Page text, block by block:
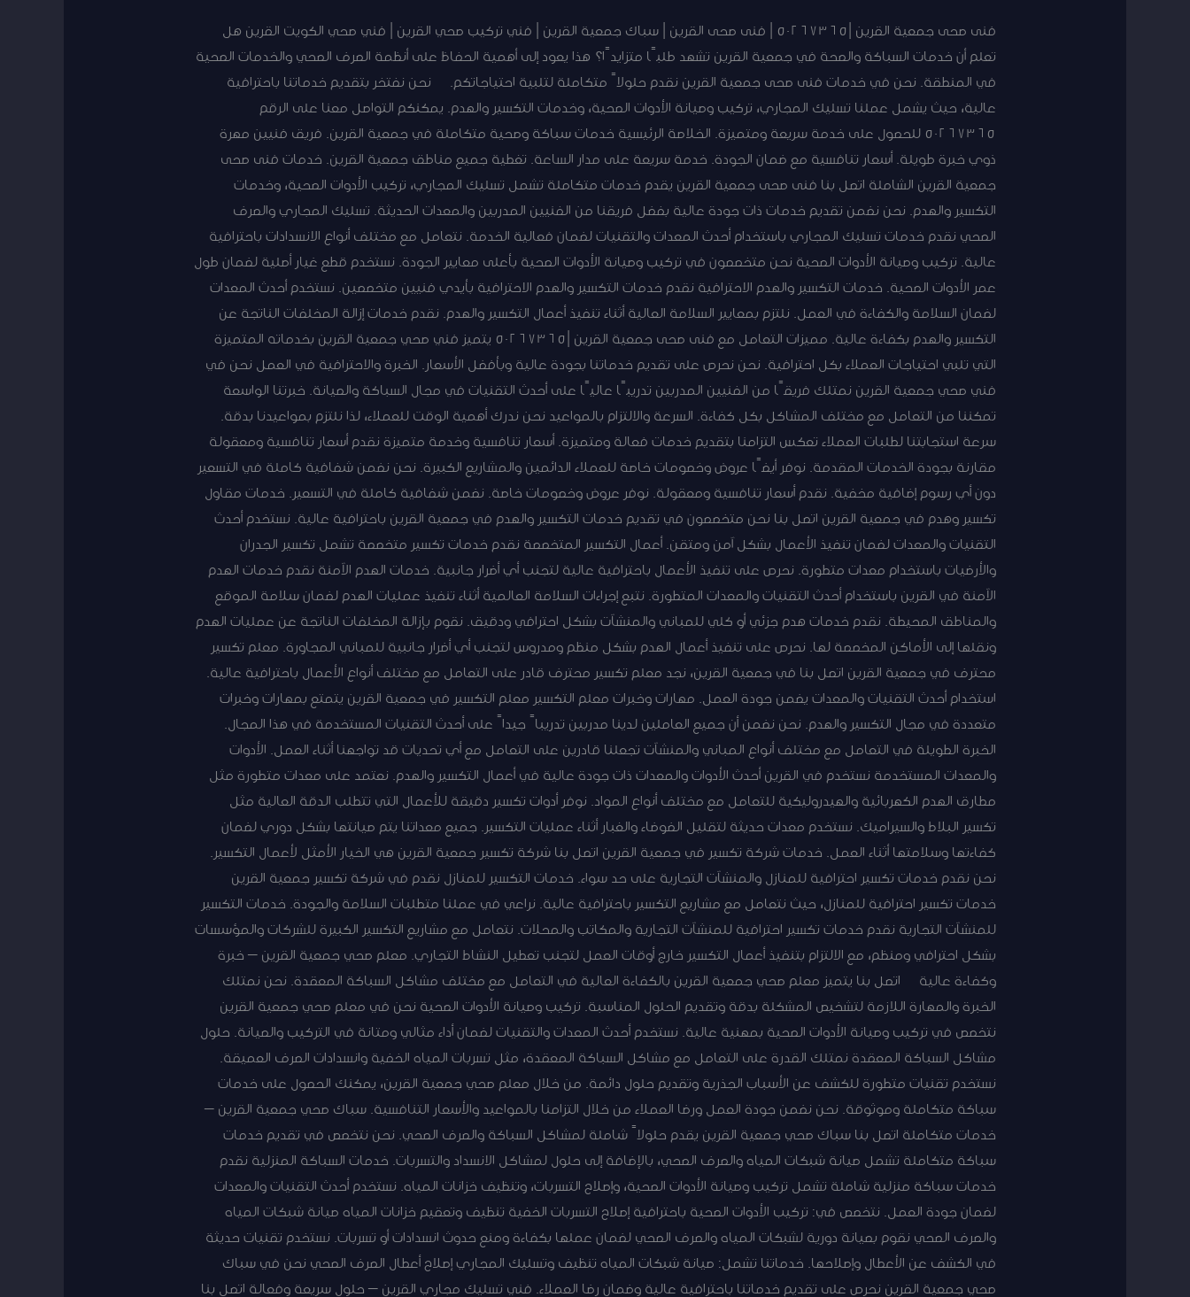
فنى صحى جمعية القرين |50267365 | فنى صحى القرين | سباك جمعية القرين | فني تركيب صحي القرين | فني صحي الكويت القرين هل
تعلم أن خدمات السباكة والصحة في جمعية القرين تشهد طلبًا متزايدًا؟ هذا يعود إلى أهمية الحفاظ على أنظمة الصرف الصحي والخدمات الصحية
في المنطقة. نحن في خدمات فنى صحى جمعية القرين نقدم حلولاً متكاملة لتلبية احتياجاتكم. نحن نفتخر بتقديم خدماتنا باحترافية
عالية، حيث يشمل عملنا تسليك المجاري، تركيب وصيانة الأدوات الصحية، وخدمات التكسير والهدم. يمكنكم التواصل معنا على الرقم
50267365 للحصول على خدمة سريعة ومتميزة. الخلاصة الرئيسية خدمات سباكة وصحية متكاملة في جمعية القرين. فريق فنيين مهرة
ذوي خبرة طويلة. أسعار تنافسية مع ضمان الجودة. خدمة سريعة على مدار الساعة. تغطية جميع مناطق جمعية القرين. خدمات فنى صحى
جمعية القرين الشاملة اتصل بنا فنى صحى جمعية القرين يقدم خدمات متكاملة تشمل تسليك المجاري، تركيب الأدوات الصحية، وخدمات
التكسير والهدم. نحن نضمن تقديم خدمات ذات جودة عالية بفضل فريقنا من الفنيين المدربين والمعدات الحديثة. تسليك المجاري والصرف
الصحي نقدم خدمات تسليك المجاري باستخدام أحدث المعدات والتقنيات لضمان فعالية الخدمة. نتعامل مع مختلف أنواع الانسدادات باحترافية
عالية. تركيب وصيانة الأدوات الصحية نحن متخصصون في تركيب وصيانة الأدوات الصحية بأعلى معايير الجودة. نستخدم قطع غيار أصلية لضمان طول
عمر الأدوات الصحية. خدمات التكسير والهدم الاحترافية نقدم خدمات التكسير والهدم الاحترافية بأيدي فنيين متخصصين. نستخدم أحدث المعدات
لضمان السلامة والكفاءة في العمل. نلتزم بمعايير السلامة العالية أثناء تنفيذ أعمال التكسير والهدم. نقدم خدمات إزالة المخلفات الناتجة عن
التكسير والهدم بكفاءة عالية. مميزات التعامل مع فنى صحى جمعية القرين |50267365 يتميز فني صحي جمعية القرين بخدماته المتميزة
التي تلبي احتياجات العملاء بكل احترافية. نحن نحرص على تقديم خدماتنا بجودة عالية وبأفضل الأسعار. الخبرة والاحترافية في العمل نحن في
فني صحي جمعية القرين نمتلك فريقًا من الفنيين المدربين تدريبًا عاليًا على أحدث التقنيات في مجال السباكة والصيانة. خبرتنا الواسعة
تمكننا من التعامل مع مختلف المشاكل بكل كفاءة. السرعة والالتزام بالمواعيد نحن ندرك أهمية الوقت للعملاء، لذا نلتزم بمواعيدنا بدقة.
سرعة استجابتنا لطلبات العملاء تعكس التزامنا بتقديم خدمات فعالة ومتميزة. أسعار تنافسية وخدمة متميزة نقدم أسعار تنافسية ومعقولة
مقارنة بجودة الخدمات المقدمة. نوفر أيضًا عروض وخصومات خاصة للعملاء الدائمين والمشاريع الكبيرة. نحن نضمن شفافية كاملة في التسعير
دون أي رسوم إضافية مخفية. نقدم أسعار تنافسية ومعقولة. نوفر عروض وخصومات خاصة. نضمن شفافية كاملة في التسعير. خدمات مقاول
تكسير وهدم في جمعية القرين اتصل بنا نحن متخصصون في تقديم خدمات التكسير والهدم في جمعية القرين باحترافية عالية. نستخدم أحدث
التقنيات والمعدات لضمان تنفيذ الأعمال بشكل آمن ومتقن. أعمال التكسير المتخصصة نقدم خدمات تكسير متخصصة تشمل تكسير الجدران
والأرضيات باستخدام معدات متطورة. نحرص على تنفيذ الأعمال باحترافية عالية لتجنب أي أضرار جانبية. خدمات الهدم الآمنة نقدم خدمات الهدم
الآمنة في القرين باستخدام أحدث التقنيات والمعدات المتطورة. نتبع إجراءات السلامة العالمية أثناء تنفيذ عمليات الهدم لضمان سلامة الموقع
والمناطق المحيطة. نقدم خدمات هدم جزئي أو كلي للمباني والمنشآت بشكل احترافي ودقيق. نقوم بإزالة المخلفات الناتجة عن عمليات الهدم
ونقلها إلى الأماكن المخصصة لها. نحرص على تنفيذ أعمال الهدم بشكل منظم ومدروس لتجنب أي أضرار جانبية للمباني المجاورة. معلم تكسير
محترف في جمعية القرين اتصل بنا في جمعية القرين، نجد معلم تكسير محترف قادر على التعامل مع مختلف أنواع الأعمال باحترافية عالية.
استخدام أحدث التقنيات والمعدات يضمن جودة العمل. مهارات وخبرات معلم التكسير معلم التكسير في جمعية القرين يتمتع بمهارات وخبرات
متعددة في مجال التكسير والهدم. نحن نضمن أن جميع العاملين لدينا مدربين تدريباً جيداً على أحدث التقنيات المستخدمة في هذا المجال.
الخبرة الطويلة في التعامل مع مختلف أنواع المباني والمنشآت تجعلنا قادرين على التعامل مع أي تحديات قد تواجهنا أثناء العمل. الأدوات
والمعدات المستخدمة نستخدم في القرين أحدث الأدوات والمعدات ذات جودة عالية في أعمال التكسير والهدم. نعتمد على معدات متطورة مثل
مطارق الهدم الكهربائية والهيدروليكية للتعامل مع مختلف أنواع المواد. نوفر أدوات تكسير دقيقة للأعمال التي تتطلب الدقة العالية مثل
تكسير البلاط والسيراميك. نستخدم معدات حديثة لتقليل الضوضاء والغبار أثناء عمليات التكسير. جميع معداتنا يتم صيانتها بشكل دوري لضمان
كفاءتها وسلامتها أثناء العمل. خدمات شركة تكسير في جمعية القرين اتصل بنا شركة تكسير جمعية القرين هي الخيار الأمثل لأعمال التكسير.
نحن نقدم خدمات تكسير احترافية للمنازل والمنشآت التجارية على حد سواء. خدمات التكسير للمنازل نقدم في شركة تكسير جمعية القرين
خدمات تكسير احترافية للمنازل، حيث نتعامل مع مشاريع التكسير باحترافية عالية. نراعي في عملنا متطلبات السلامة والجودة. خدمات التكسير
للمنشآت التجارية نقدم خدمات تكسير احترافية للمنشآت التجارية والمكاتب والمحلات. نتعامل مع مشاريع التكسير الكبيرة للشركات والمؤسسات
بشكل احترافي ومنظم، مع الالتزام بتنفيذ أعمال التكسير خارج أوقات العمل لتجنب تعطيل النشاط التجاري. معلم صحي جمعية القرين – خبرة
وكفاءة عالية اتصل بنا يتميز معلم صحي جمعية القرين بالكفاءة العالية في التعامل مع مختلف مشاكل السباكة المعقدة. نحن نمتلك
الخبرة والمهارة اللازمة لتشخيص المشكلة بدقة وتقديم الحلول المناسبة. تركيب وصيانة الأدوات الصحية نحن في معلم صحي جمعية القرين
نتخصص في تركيب وصيانة الأدوات الصحية بمهنية عالية. نستخدم أحدث المعدات والتقنيات لضمان أداء مثالي ومتانة في التركيب والصيانة. حلول
مشاكل السباكة المعقدة نمتلك القدرة على التعامل مع مشاكل السباكة المعقدة، مثل تسربات المياه الخفية وانسدادات الصرف العميقة.
نستخدم تقنيات متطورة للكشف عن الأسباب الجذرية وتقديم حلول دائمة. من خلال معلم صحي جمعية القرين، يمكنك الحصول على خدمات
سباكة متكاملة وموثوقة. نحن نضمن جودة العمل ورضا العملاء من خلال التزامنا بالمواعيد والأسعار التنافسية. سباك صحي جمعية القرين –
خدمات متكاملة اتصل بنا سباك صحي جمعية القرين يقدم حلولاً شاملة لمشاكل السباكة والصرف الصحي. نحن نتخصص في تقديم خدمات
سباكة متكاملة تشمل صيانة شبكات المياه والصرف الصحي، بالإضافة إلى حلول لمشاكل الانسداد والتسربات. خدمات السباكة المنزلية نقدم
خدمات سباكة منزلية شاملة تشمل تركيب وصيانة الأدوات الصحية، وإصلاح التسربات، وتنظيف خزانات المياه. نستخدم أحدث التقنيات والمعدات
لضمان جودة العمل. نتخصص في: تركيب الأدوات الصحية باحترافية إصلاح التسربات الخفية تنظيف وتعقيم خزانات المياه صيانة شبكات المياه
والصرف الصحي نقوم بصيانة دورية لشبكات المياه والصرف الصحي لضمان عملها بكفاءة ومنع حدوث انسدادات أو تسربات. نستخدم تقنيات حديثة
في الكشف عن الأعطال وإصلاحها. خدماتنا تشمل: صيانة شبكات المياه تنظيف وتسليك المجاري إصلاح أعطال الصرف الصحي نحن في سباك
صحي جمعية القرين نحرص على تقديم خدماتنا باحترافية عالية وضمان رضا العملاء. فني تسليك مجاري القرين – حلول سريعة وفعالة اتصل بنا